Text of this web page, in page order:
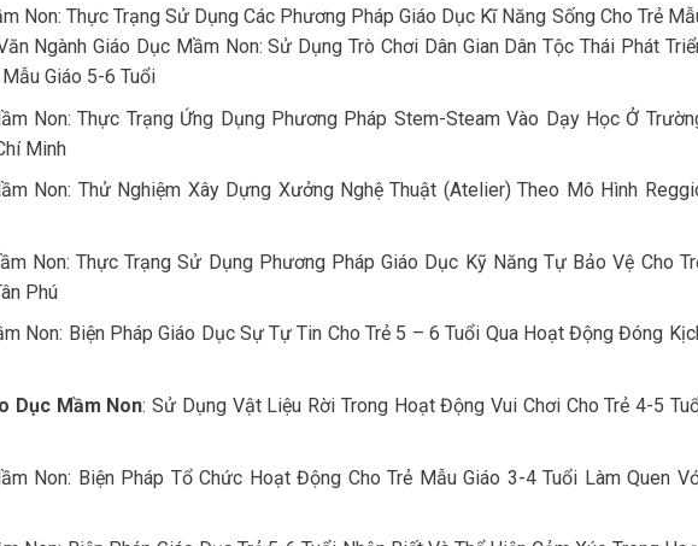
Non: Thực Trạng Sử Dụng Các Phương Pháp Giáo Dục Kĩ Năng Sống Cho Trẻ
Ngành Giáo Dục Mầm Non: Sử Dụng Trò Chơi Dân Gian Dân Tộc Thái Phát
Giáo 5-6 Tuổi
Non: Thực Trạng Ứng Dụng Phương Pháp Stem-Steam Vào Dạy Học Ở
Minh
Non: Thử Nghiệm Xây Dựng Xưởng Nghệ Thuật (Atelier) Theo Mô Hình
Non: Thực Trạng Sử Dụng Phương Pháp Giáo Dục Kỹ Năng Tự Bảo Vệ Cho
Phú
Non: Biện Pháp Giáo Dục Sự Tự Tin Cho Trẻ 5 – 6 Tuổi Qua Hoạt Động Đóng
Dục Mầm Non: Sử Dụng Vật Liệu Rời Trong Hoạt Động Vui Chơi Cho Trẻ 4-5
Non: Biện Pháp Tổ Chức Hoạt Động Cho Trẻ Mẫu Giáo 3-4 Tuổi Làm Quen